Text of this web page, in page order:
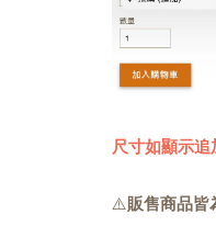
尺寸如顯示
⚠️販售商品皆